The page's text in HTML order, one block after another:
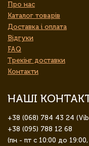
Про нас
Каталог товарів
Доставка і оплата
Відгуки
FAQ
Трекінг доставки
Контакти
НАШІ
+38 (068) 784 43 24
+38 (095) 788 12 68
(пн - пт с 10:00 до